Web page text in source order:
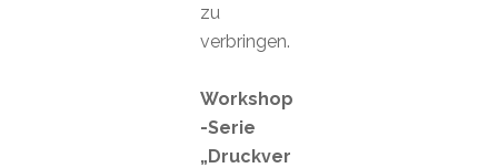
zu
verbringen.
Workshop
-Serie
„Druckver